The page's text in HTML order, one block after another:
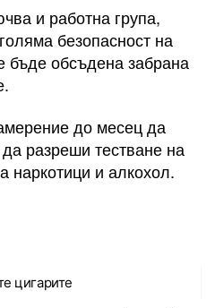
и работна група,
безопасност на
бъде обсъдена забрана
до месец да
разреши тестване на
наркотици и алкохол.
цигарите